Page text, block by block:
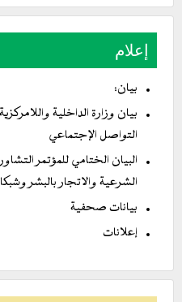
إعلام
بيان:
بيان وزارة الداخلية
التواصل الإجتماعي
البيان الختامي للمؤتمر
الشرعية والاتجار بالبشر
بيانات صحفية
إعلانات